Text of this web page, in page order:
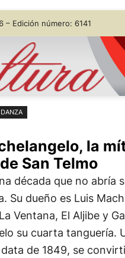
– Edición número: 6141
la
San Telmo
década que no abría
Su dueño es Luis
Ventana, El Aljibe y
su cuarta tanguería.
de 1849, se